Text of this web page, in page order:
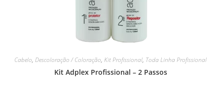
Cabelo, Descoloração / Coloração, Kit Profissional, Toda Linha Profissional
Kit Adplex Profissional – 2 Passos